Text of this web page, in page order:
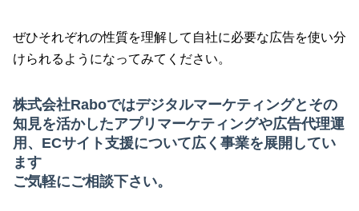
ぜひそれぞれの性質を理解して自社に必要な広告を使い分
けられるようになってみてください。